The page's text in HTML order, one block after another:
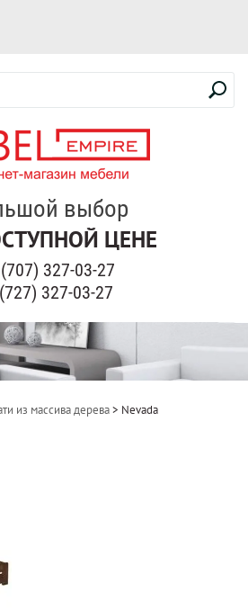
выбор
ЦЕНЕ
327-03-27
327-03-27
из массива дерева> Nevada